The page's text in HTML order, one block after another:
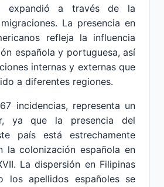
expandió a través de la
La presencia en
refleja la influencia
española y portuguesa, así
internas y externas que
a diferentes regiones.
incidencias, representa un
ya que la presencia del
país está estrechamente
la colonización española en
La dispersión en Filipinas
los apellidos españoles se